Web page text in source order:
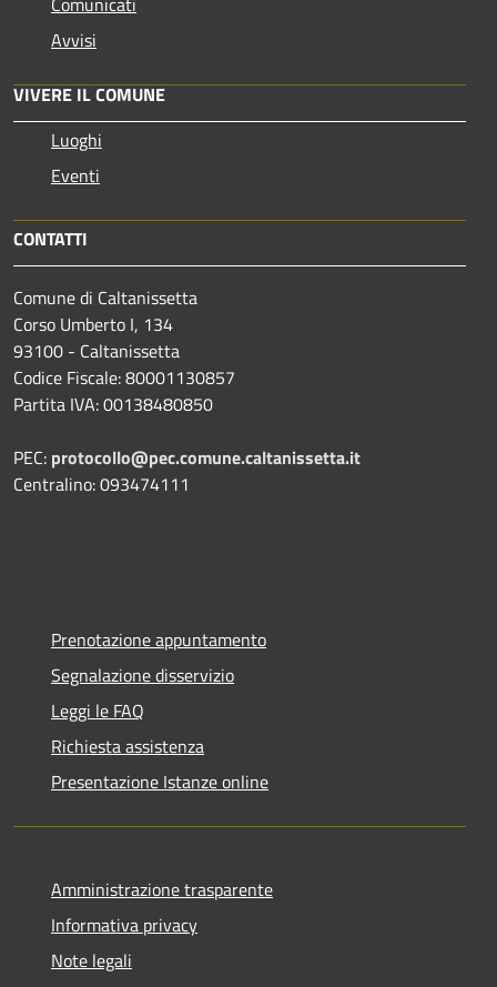
Avvisi
VIVERE IL COMUNE
Luoghi
Eventi
CONTATTI
Comune di Caltanissetta
Corso Umberto I, 134
93100 - Caltanissetta
Codice Fiscale: 80001130857
Partita IVA: 00138480850
PEC: protocollo@pec.comune.caltanissetta.it
Centralino: 093474111
Prenotazione appuntamento
Segnalazione disservizio
Leggi le FAQ
Richiesta assistenza
Presentazione Istanze online
Amministrazione trasparente
Informativa privacy
Note legali